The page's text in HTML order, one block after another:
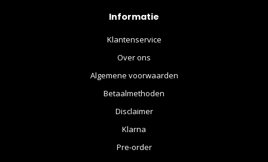
adreswijziging.
Informatie
Klantenservice
Over ons
Algemene voorwaarden
Betaalmethoden
Disclaimer
Klarna
Pre-order